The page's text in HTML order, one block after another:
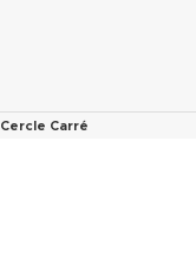
Cercle Carré